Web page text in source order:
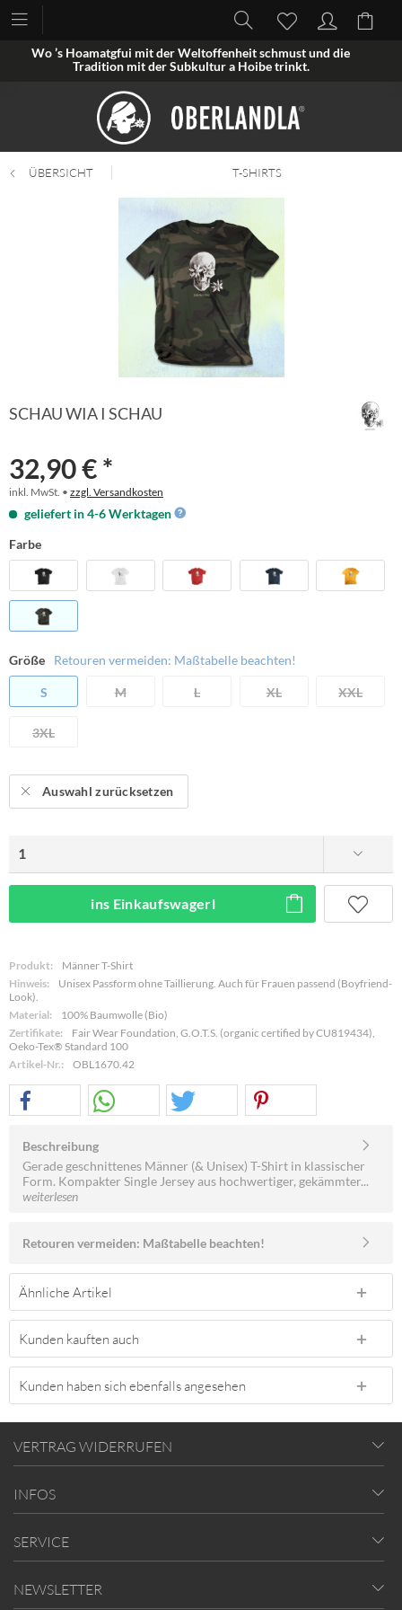
Wo ’s Hoamatgfui mit der Weltoffenheit schmust und die
Tradition mit der Subkultur a Hoibe trinkt.
ÜBERSICHT T-SHIRTS
SCHAU WIA I SCHAU
32,90 € *
inkl. MwSt. • zzgl. Versandkosten
geliefert in 4-6 Werktagen
Farbe
Größe Retouren vermeiden: Maßtabelle beachten!
S M L XL XXL
3XL
Auswahl zurücksetzen
ins Einkaufswagerl
Produkt:
Männer T-Shirt
Hinweis:
Unisex Passform ohne Taillierung. Auch für Frauen passend (Boyfriend-
Look).
Material:
100% Baumwolle (Bio)
Zertifikate:
Fair Wear Foundation, G.O.T.S. (organic certified by CU819434),
Oeko-Tex® Standard 100
Artikel-Nr.:
OBL1670.42
Beschreibung
Gerade geschnittenes Männer (& Unisex) T-Shirt in klassischer
Form. Kompakter Single Jersey aus hochwertiger, gekämmter...
weiterlesen
Retouren vermeiden: Maßtabelle beachten!
Ähnliche Artikel
Kunden kauften auch
Kunden haben sich ebenfalls angesehen
VERTRAG WIDERRUFEN
INFOS
SERVICE
NEWSLETTER